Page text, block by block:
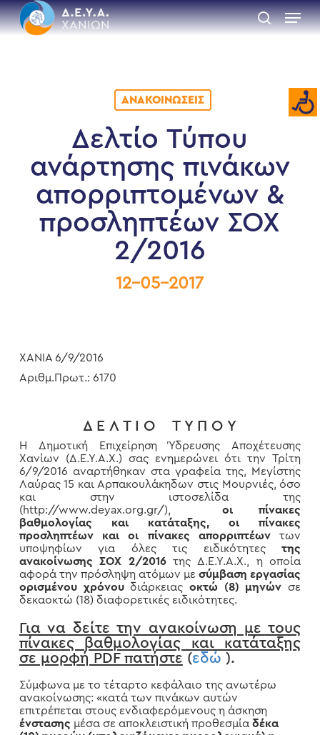
Skip
to
main
search
Menu
ΑΝΑΚΟΙΝΏΣΕΙΣ
Δελτίο Τύπου
ανάρτησης πινάκων
απορριπτομένων &
προσληπτέων ΣΟΧ
2/2016
12-05-2017
ΧΑΝΙΑ 6/9/2016
Αριθμ.Πρωτ.: 6170
Δ Ε Λ Τ Ι Ο Τ Υ Π Ο Υ
Η Δημοτική Επιχείρηση Ύδρευσης Αποχέτευσης
Χανίων (Δ.Ε.Υ.Α.Χ.) σας ενημερώνει ότι την Τρίτη
6/9/2016 αναρτήθηκαν στα γραφεία της, Μεγίστης
Λαύρας 15 και Αρπακουλάκηδων στις Μουρνιές, όσο
και στην ιστοσελίδα της
(http://www.deyax.org.gr/),οι πίνακες
βαθμολογίας και κατάταξης, οι πίνακες
προσληπτέων και οι πίνακες απορριπτέωντων
υποψηφίων για όλες τις ειδικότητεςτης
ανακοίνωσης ΣΟΧ 2/2016της Δ.Ε.Υ.Α.Χ., η οποία
αφορά την πρόσληψη ατόμων μεσύμβαση εργασίας
ορισμένου χρόνουδιάρκειαςοκτώ (8) μηνών σε
δεκαοκτώ (18) διαφορετικές ειδικότητες.
Για να δείτε την ανακοίνωση με τους
πίνακες βαθμολογίας και κατάταξης
σε μορφή PDF πατήστε (εδώ ).
Σύμφωνα με το τέταρτο κεφάλαιο της ανωτέρω
ανακοίνωσης: «κατά των πινάκων αυτών
επιτρέπεται στους ενδιαφερόμενους η άσκηση
ένστασης μέσα σε αποκλειστική προθεσμία δέκα